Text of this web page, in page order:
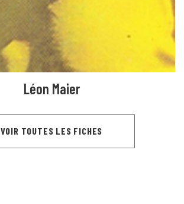
Léon Maier
VOIR TOUTES LES FICHES